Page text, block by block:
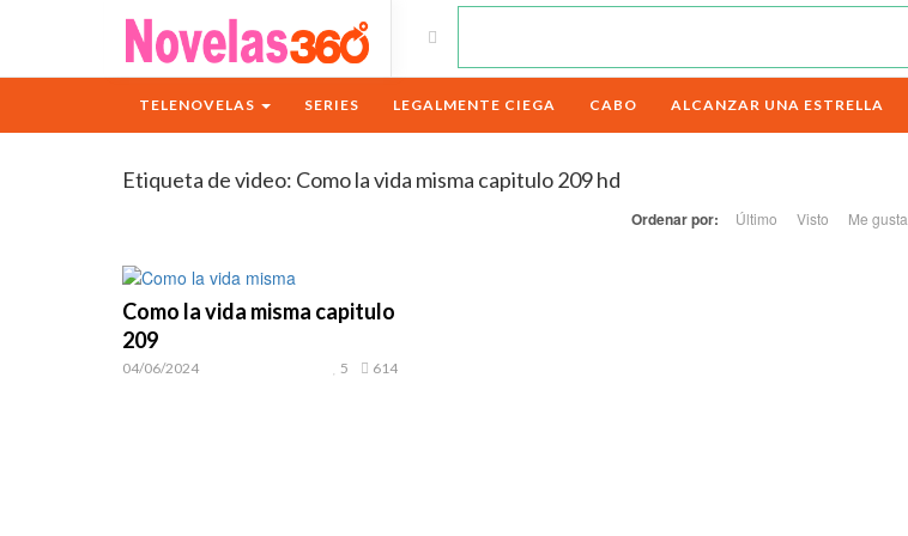
TELENOVELAS SERIES LEGALMENTE CIEGA CABO ALCANZAR UNA ESTRELLA
Etiqueta de video: Como la vida misma capitulo 209 hd
Ordenar por: Último Visto Me gusta
Como la vida misma capitulo
209
04/06/2024 614
5